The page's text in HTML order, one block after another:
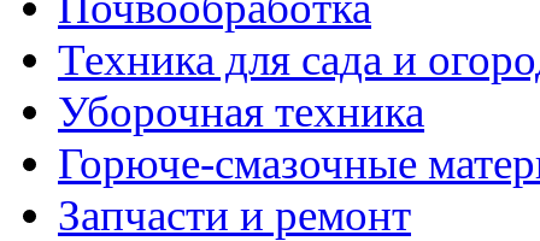
Техника для сада и
Уборочная техника
Горюче-смазочные
Запчасти и ремонт